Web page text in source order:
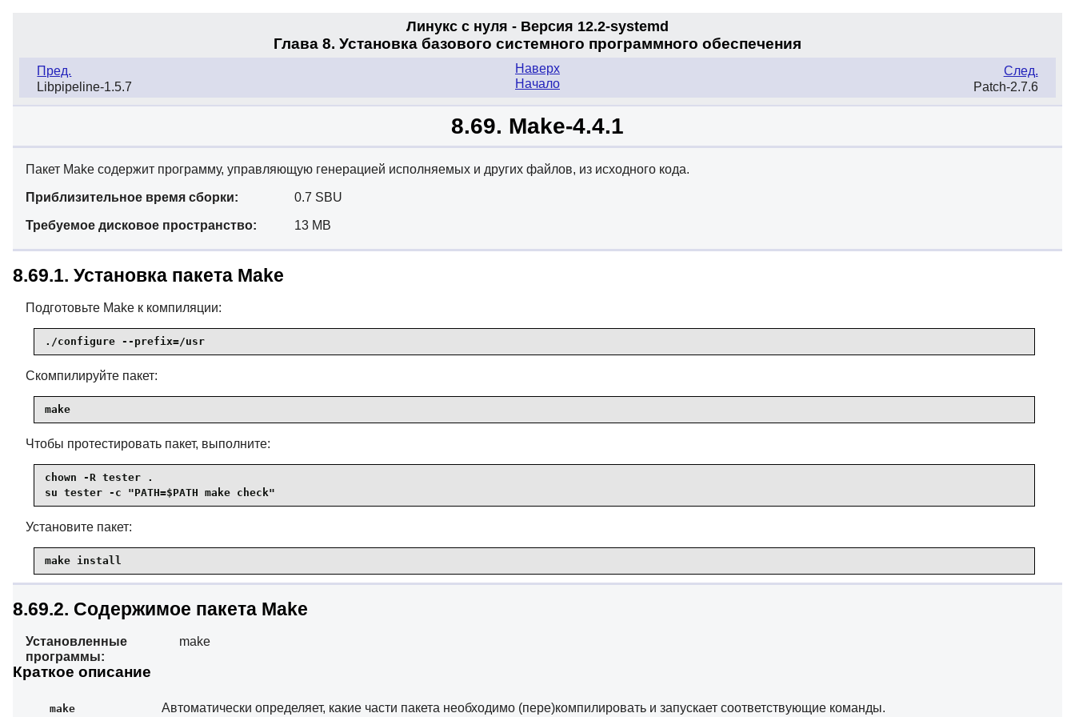
Линукс с нуля - Версия 12.2-systemd
Глава 8. Установка базового системного программного обеспечения
Пред.
Libpipeline-1.5.7
След.
Patch-2.7.6
Наверх
Начало
8.69. Make-4.4.1
Пакет Make содержит программу, управляющую генерацией исполняемых и других файлов, из исходного кода.
Приблизительное время сборки: 0.7 SBU
Требуемое дисковое пространство: 13 MB
8.69.1. Установка пакета Make
Подготовьте Make к компиляции:
./configure --prefix=/usr
Скомпилируйте пакет:
make
Чтобы протестировать пакет, выполните:
chown -R tester .
su tester -c "PATH=$PATH make check"
Установите пакет:
make install
8.69.2. Содержимое пакета Make
Установленные
программы:
make
Краткое описание
make Автоматически определяет, какие части пакета необходимо (пере)компилировать и запускает соответствующие команды.